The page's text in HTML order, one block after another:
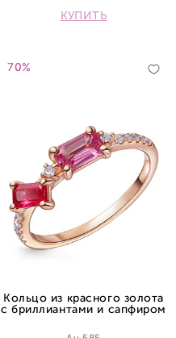
КУПИТЬ
70%
Кольцо из красного золота
с бриллиантами и сапфиром